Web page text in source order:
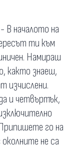
- В началото на
ти към
Намираш
както знаеш,
изчислени.
и четвъртък,
го на
не са